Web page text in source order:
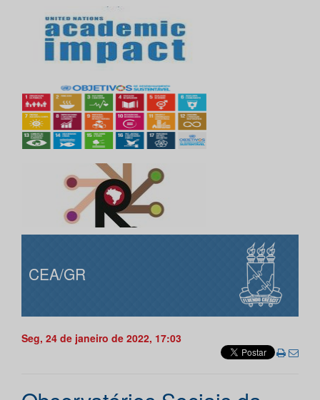
CEA/GR
Seg, 24 de janeiro de 2022, 17:03